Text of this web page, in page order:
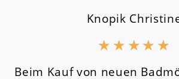
Knopik
★ ★ ★ ★ ★
Beim Kauf von neuen